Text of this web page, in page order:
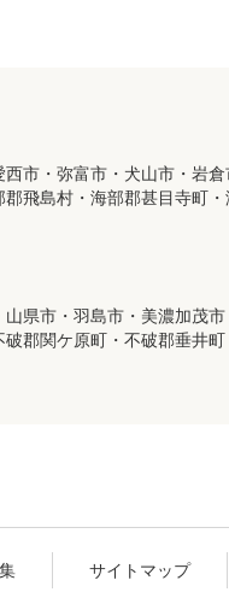
市・弥富市・犬山市・岩
飛島村・海部郡甚目寺町
県市・羽島市・美濃加茂
郡関ケ原町・不破郡垂井町
サイトマップ